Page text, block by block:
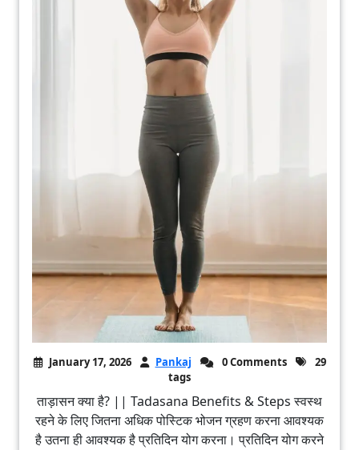
January 17, 2026 Pankaj 0 Comments
29
tags
ताड़ासन क्या है? || Tadasana Benefits & Steps स्वस्थ
रहने के लिए जितना अधिक पोस्टिक भोजन ग्रहण करना आवश्यक
है उतना ही आवश्यक है प्रतिदिन योग करना। प्रतिदिन योग करने